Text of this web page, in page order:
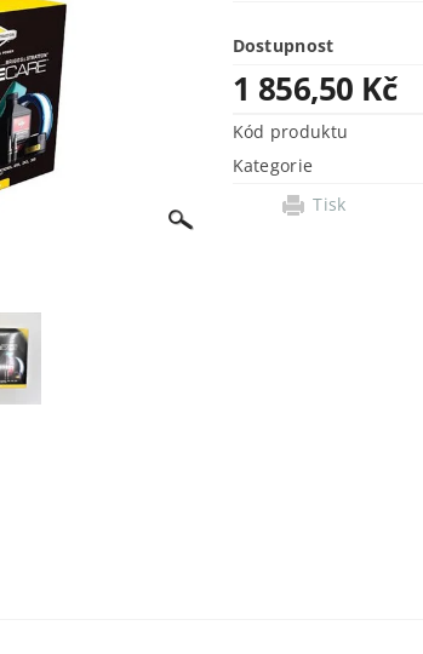
Dostupnost
1 856,50 Kč
Kód produktu
Kategorie
Tisk